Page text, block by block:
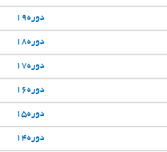
دوره19
دوره18
دوره17
دوره16
دوره15
دوره14